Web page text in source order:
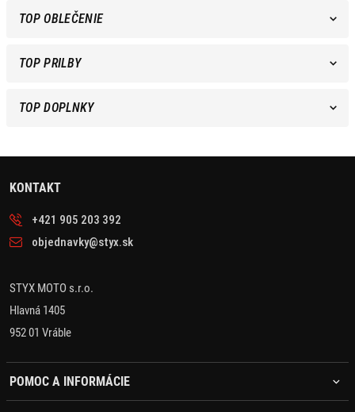
TOP OBLEČENIE
TOP PRILBY
TOP DOPLNKY
KONTAKT
+421 905 203 392
objednavky@styx.sk
STYX MOTO s.r.o.
Hlavná 1405
952 01 Vráble
POMOC A INFORMÁCIE